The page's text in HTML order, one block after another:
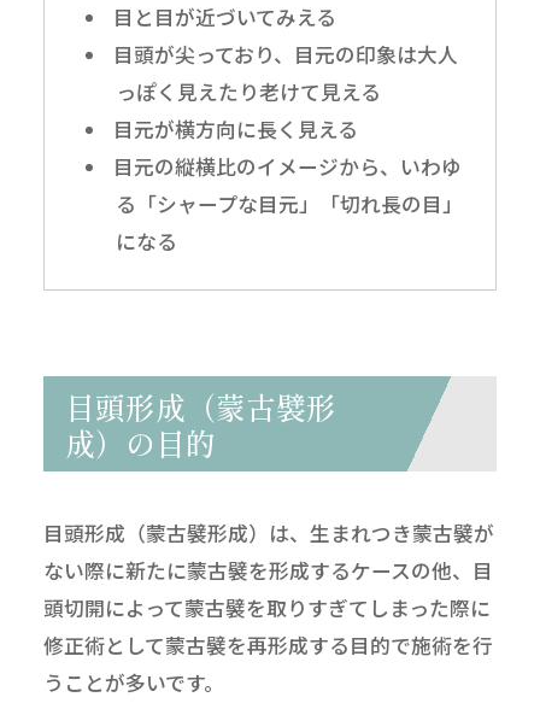
目と目が近づいてみえる
目頭が尖っており、目元の印象は大人
っぽく見えたり老けて見える
目元が横方向に長く見える
目元の縦横比のイメージから、いわゆ
る「シャープな目元」「切れ長の目」
になる
目頭形成（蒙古襞形
成）の目的
目頭形成（蒙古襞形成）は、生まれつき蒙古襞が
ない際に新たに蒙古襞を形成するケースの他、目
頭切開によって蒙古襞を取りすぎてしまった際に
修正術として蒙古襞を再形成する目的で施術を行
うことが多いです。